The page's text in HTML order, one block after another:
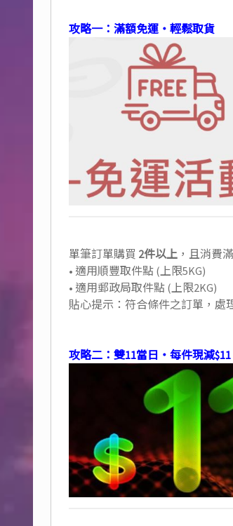
攻略一：滿額免運・輕鬆取貨
單筆訂單購買 2件以上 ，且消費滿
• 適用順豐取件點 (上限5KG)
• 適用郵政局取件點 (上限2KG)
貼心提示：符合條件之訂單，處
攻略二：雙11當日・每件現減$11